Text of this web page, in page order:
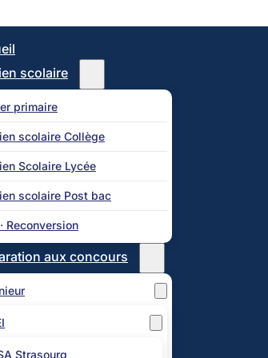
scolaire
primaire
scolaire Collège
Scolaire Lycée
scolaire Post bac
Reconversion
aux concours
Strasourg